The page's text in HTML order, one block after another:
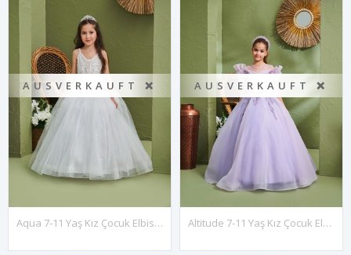
AUSVERKAUFT ❌
Aqua 7-11 Yaş Kız Çocuk Elbise 30161 Kırık Beyaz
AUSVERKAUFT ❌
Altitude 7-11 Yaş Kız Çocuk Elbise 30159 Lila